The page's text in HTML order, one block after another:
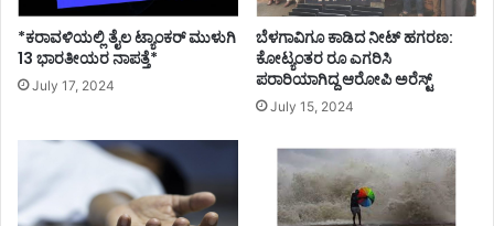
*ಕರಾವಳಿಯಲ್ಲಿ ತೈಲ ಟ್ಯಾಂಕರ್ ಮುಳುಗಿ
13 ಭಾರತೀಯರ ನಾಪತ್ತೆ*
July 17, 2024
ಬೆಳಗಾವಿಗೂ ಕಾಡಿದ ನೀಟ್ ಹಗರಣ:
ಕೋಟ್ಯಂತರ ರೂ ಎಗರಿಸಿ
ಪರಾರಿಯಾಗಿದ್ದ ಆರೋಪಿ ಅರೆಸ್ಟ್
July 15, 2024